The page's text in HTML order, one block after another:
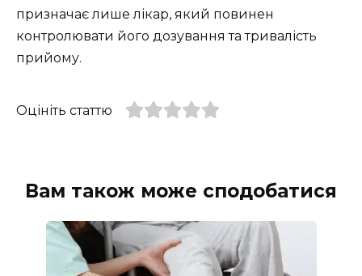
призначає лише лікар, який повинен
контролювати його дозування та тривалість
прийому.
Оцініть статтю
Вам також може сподобатися